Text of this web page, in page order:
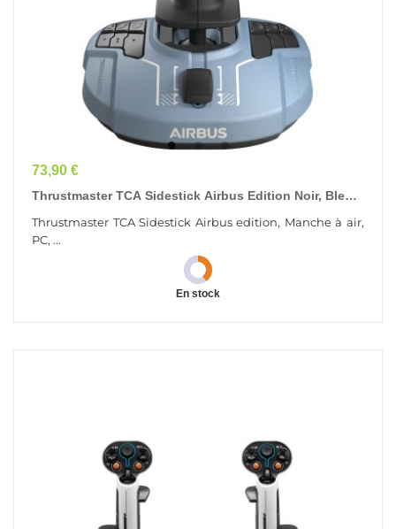
Prix
73,90 €
Thrustmaster TCA Sidestick Airbus Edition Noir, Bleu
Thrustmaster TCA Sidestick Airbus edition, Manche à air,
PC, ...
En stock